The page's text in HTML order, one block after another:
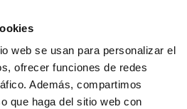
web se usan para personalizar el
ofrecer funciones de redes
Además, compartimos
que haga del sitio web con